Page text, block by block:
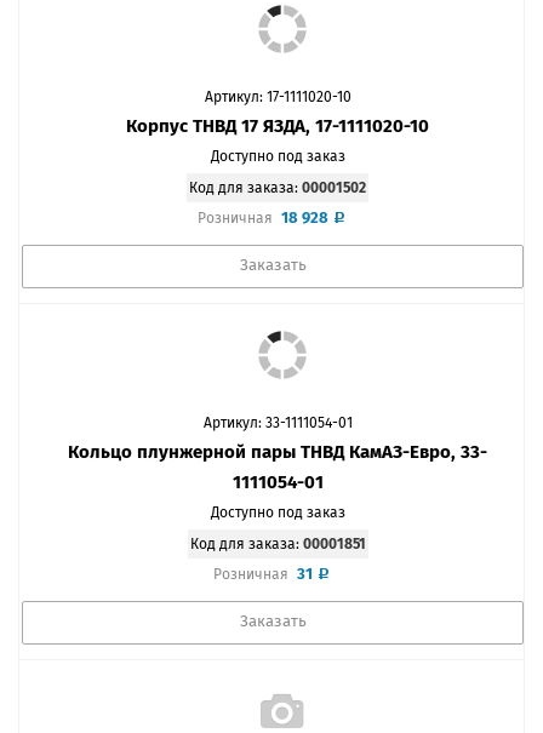
Артикул: 17-1111020-10
Корпус ТНВД 17 ЯЗДА, 17-1111020-10
Доступно под заказ
Код для заказа: 00001502
Розничная 18 928
Заказать
Артикул: 33-1111054-01
Кольцо плунжерной пары ТНВД КамАЗ-Евро, 33-
1111054-01
Доступно под заказ
Код для заказа: 00001851
Розничная 31
Заказать